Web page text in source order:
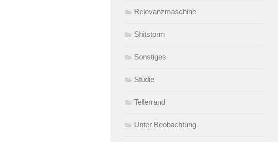
Relevanzmaschine
Shitstorm
Sonstiges
Studie
Tellerrand
Unter Beobachtung